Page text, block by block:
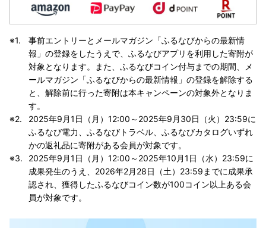
事前エントリーとメールマガジン「ふるなびからの最新情
報」の登録をしたうえで、ふるなびアプリを利用した寄附が
対象となります。また、ふるなびコイン付与までの期間、メ
ールマガジン「ふるなびからの最新情報」の登録を解除する
と、解除前に行った寄附は本キャンペーンの対象外となりま
す。
2025年9月1日（月）12:00～2025年9月30日（火）23:59に
ふるなび電力、ふるなびトラベル、ふるなびカタログいずれ
かの返礼品に寄附がある会員が対象です。
2025年9月1日（月）12:00～2025年10月1日（水）23:59に
成果発生のうえ、2026年2月28日（土）23:59までに成果承
認され、獲得したふるなびコイン数が100コイン以上ある会
員が対象です。